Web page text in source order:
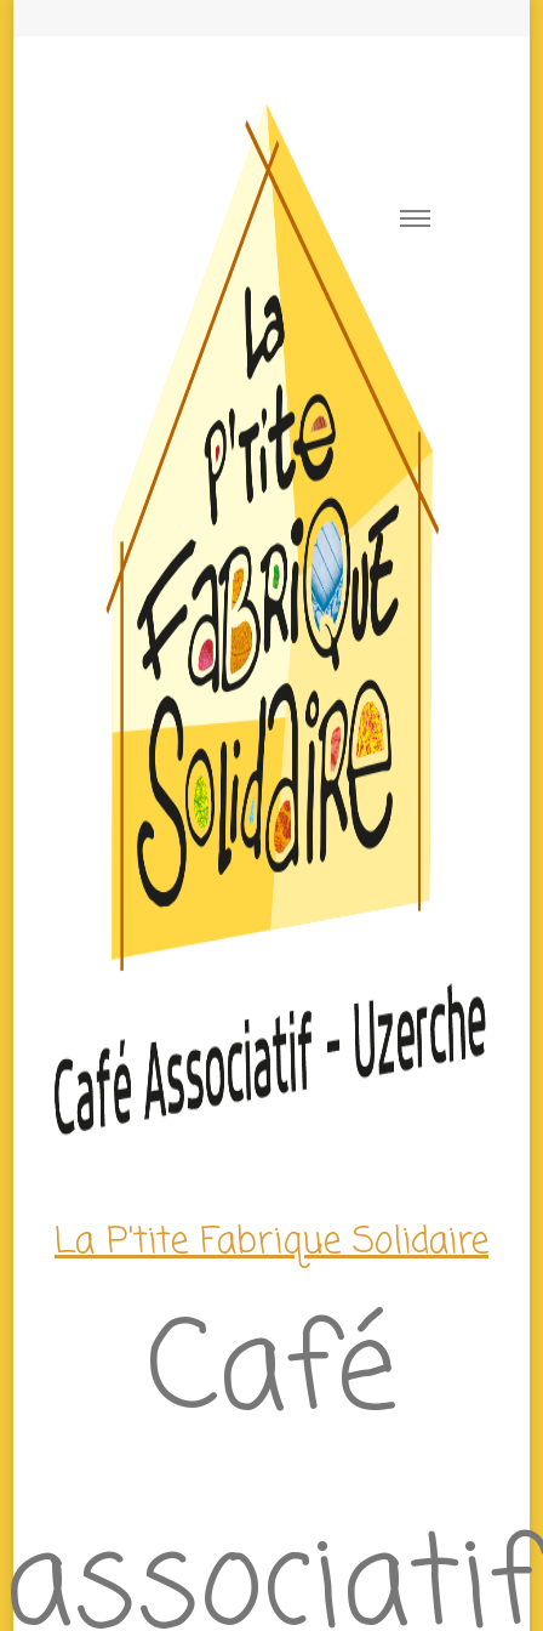
La P'tite Fabrique Solidaire
Café
associatif